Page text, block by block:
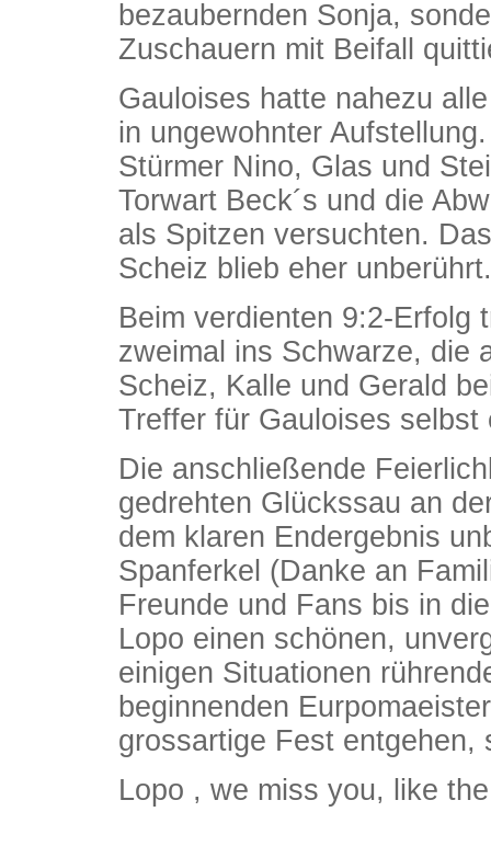
bezaubernden Sonja,
Zuschauern mit Beifall
Gauloises hatte nahezu
in ungewohnter
Stürmer Nino, Glas und
Torwart Beck´s und die
als Spitzen versuchten.
Scheiz blieb eher
Beim verdienten 9:2-Erfolg
zweimal ins Schwarze, die
Scheiz, Kalle und Gerald
Treffer für Gauloises
Die anschließende
gedrehten Glückssau an
dem klaren Endergebnis
Spanferkel (Danke an
Freunde und Fans bis in
Lopo einen schönen,
einigen Situationen
beginnenden
grossartige Fest entgehen,
Lopo , we miss you, like